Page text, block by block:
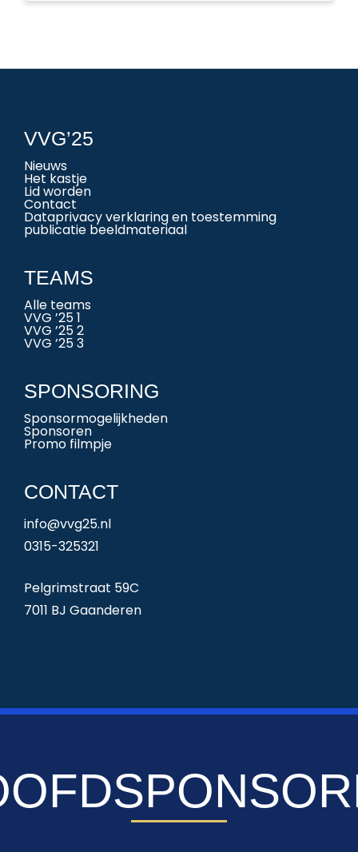
VVG’25
Nieuws
Het kastje
Lid worden
Contact
Dataprivacy verklaring en toestemming
publicatie beeldmateriaal
TEAMS
Alle teams
VVG ’25 1
VVG ’25 2
VVG ’25 3
SPONSORING
Sponsormogelijkheden
Sponsoren
Promo filmpje
CONTACT
info@vvg25.nl
0315-325321
Pelgrimstraat 59C
7011 BJ Gaanderen